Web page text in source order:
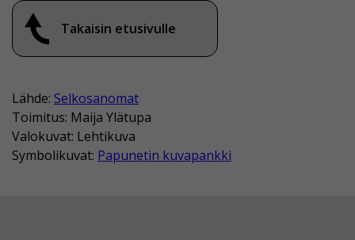
Takaisin etusivulle
Lähde: Selkosanomat
Toimitus: Maija Ylätupa
Valokuvat: Lehtikuva
Symbolikuvat: Papunetin kuvapankki